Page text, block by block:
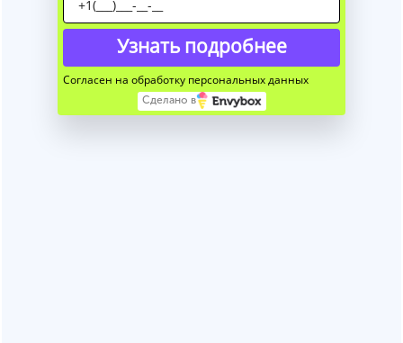
Узнать подробнее
Согласен на обработку персональных данных
Сделано в